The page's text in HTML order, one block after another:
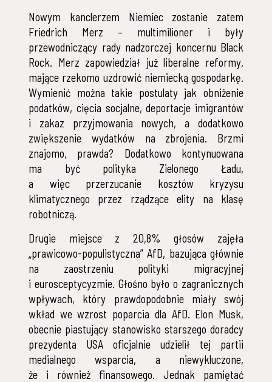
Nowym kanclerzem Niemiec zostanie zatem
Friedrich Merz – multimilioner i były
przewodniczący rady nadzorczej koncernu Black
Rock. Merz zapowiedział już liberalne reformy,
mające rzekomo uzdrowić niemiecką gospodarkę.
Wymienić można takie postulaty jak obniżenie
podatków, cięcia socjalne, deportacje imigrantów
i zakaz przyjmowania nowych, a dodatkowo
zwiększenie wydatków na zbrojenia. Brzmi
znajomo, prawda? Dodatkowo kontynuowana
ma być polityka Zielonego Ładu,
a więc przerzucanie kosztów kryzysu
klimatycznego przez rządzące elity na klasę
robotniczą.
Drugie miejsce z 20,8% głosów zajęła
„prawicowo-populistyczna” AfD, bazująca głównie
na zaostrzeniu polityki migracyjnej
i eurosceptycyzmie. Głośno było o zagranicznych
wpływach, który prawdopodobnie miały swój
wkład we wzrost poparcia dla AfD. Elon Musk,
obecnie piastujący stanowisko starszego doradcy
prezydenta USA oficjalnie udzielił tej partii
medialnego wsparcia, a niewykluczone,
że i również finansowego. Jednak pamiętać